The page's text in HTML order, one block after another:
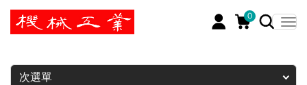
0
暫停
次選單